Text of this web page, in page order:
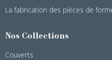
La fabrication des pièces de
Nos Collections
Couverts